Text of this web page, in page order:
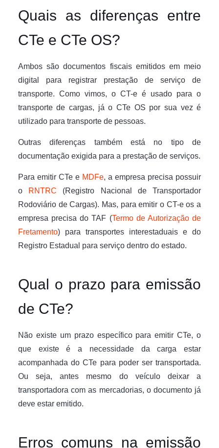
Quais as diferenças entre
CTe e CTe OS?
Ambos são documentos fiscais emitidos em meio
digital para registrar prestação de serviço de
transporte. Como vimos, o CT-e é usado para o
transporte de cargas, já o CTe OS por sua vez é
utilizado para transporte de pessoas.
Outras diferenças também está no tipo de
documentação exigida para a prestação de serviços.
Para emitir CTe e MDFe, a empresa precisa possuir
o
RNTRC (Registro Nacional de Transportador
Rodoviário de Cargas). Mas, para emitir o CT-e os a
empresa precisa do TAF (Termo de Autorização de
Fretamento) para transportes interestaduais e do
Registro Estadual para serviço dentro do estado.
Qual o prazo para emissão
de CTe?
Não existe um prazo específico para emitir CTe, o
que existe é a necessidade da carga estar
acompanhada do CTe para poder ser transportada.
Ou seja, antes mesmo do veículo deixar a
transportadora com as mercadorias, o documento já
deve estar emitido.
Erros comuns na emissão